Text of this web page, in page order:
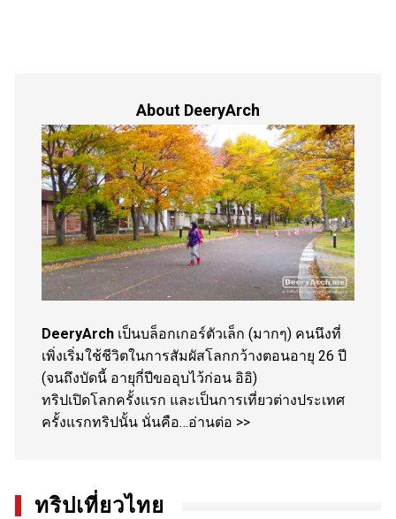
About DeeryArch
DeeryArch เป็นบล็อกเกอร์ตัวเล็ก (มากๆ) คนนึงที่
เพิ่งเริ่มใช้ชีวิตในการสัมผัสโลกกว้างตอนอายุ 26 ปี
(จนถึงบัดนี้ อายุกี่ปีขออุบไว้ก่อน อิอิ)
ทริปเปิดโลกครั้งแรก และเป็นการเที่ยวต่างประเทศ
ครั้งแรกทริปนั้น นั่นคือ…อ่านต่อ >>
ทริปเที่ยวไทย